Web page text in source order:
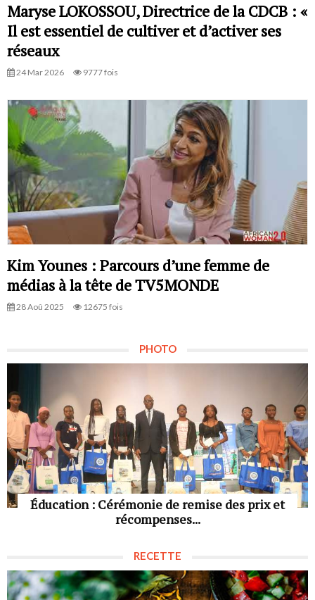
Maryse LOKOSSOU, Directrice de la CDCB : «
Il est essentiel de cultiver et d’activer ses
réseaux
24 Mar 2026 9777 fois
Kim Younes : Parcours d’une femme de
médias à la tête de TV5MONDE
28 Aoû 2025 12675 fois
PHOTO
Éducation : Cérémonie de remise des prix et
récompenses...
RECETTE